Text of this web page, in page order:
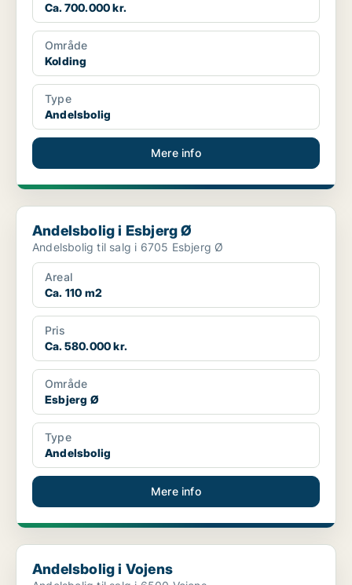
Ca. 700.000 kr.
Område
Kolding
Type
Andelsbolig
Mere info
Andelsbolig i Esbjerg Ø
Andelsbolig i Esbjerg Ø
Andelsbolig til salg i 6705 Esbjerg Ø
Areal
Ca. 110 m2
Pris
Ca. 580.000 kr.
Område
Esbjerg Ø
Type
Andelsbolig
Mere info
Andelsbolig i Vojens
Andelsbolig i Vojens